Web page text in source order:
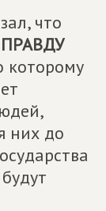
что
которому
них до